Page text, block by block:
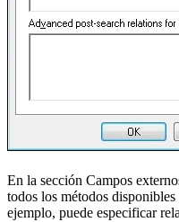
En la sección Campos
todos los métodos
ejemplo, puede especificar